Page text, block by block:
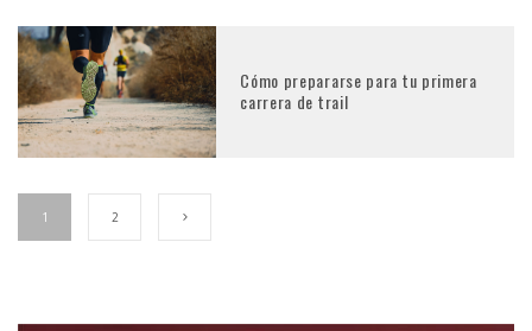
Cómo prepararse para tu primera
carrera de trail
1 2